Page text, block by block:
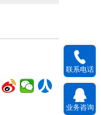
联系电话
业务咨询